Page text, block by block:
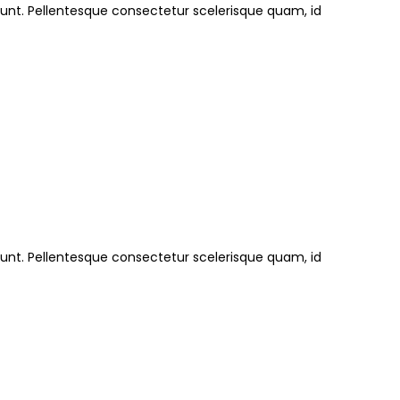
Pellentesque consectetur scelerisque quam, id
Pellentesque consectetur scelerisque quam, id